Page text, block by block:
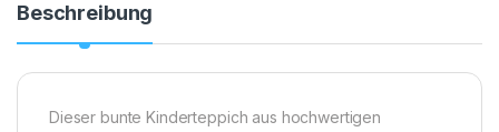
Beschreibung
Dieser bunte Kinderteppich aus hochwertigen